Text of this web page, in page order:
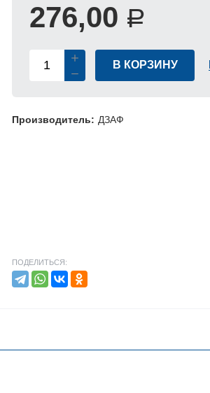
276,00 Р
В КОРЗИНУ
Производитель: ДЗАФ
ПОДЕЛИТЬСЯ: